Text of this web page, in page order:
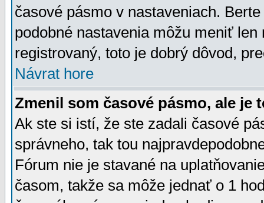
časové pásmo v nastaveniach.
podobné nastavenia môžu meniť
registrovaný, toto je dobrý dôvod,
Návrat hore
Zmenil som časové pásmo, ale je
Ak ste si istí, že ste zadali časové
správneho, tak tou
Fórum nie je stavané na
časom, takže sa môže jednať o 1